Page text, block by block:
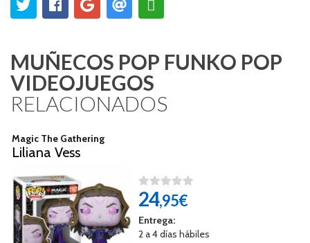
MUÑECOS POP FUNKO POP
VIDEOJUEGOS
RELACIONADOS
Magic The Gathering
Liliana Vess
24,95€
Entrega:
2 a 4 días hábiles